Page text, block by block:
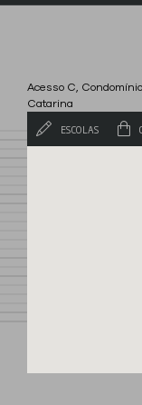
Acesso C,
Catarina
ESCOLAS